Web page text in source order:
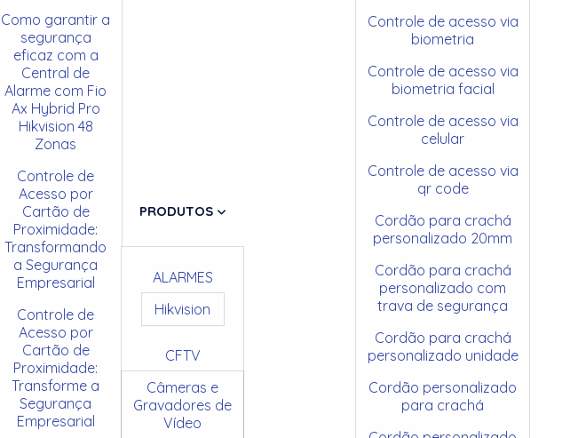
Como garantir a
segurança
eficaz com a
Central de
Alarme com Fio
Ax Hybrid Pro
Hikvision 48
Zonas
Controle de
Acesso por
Cartão de
Proximidade:
Transformando
a Segurança
Empresarial
Controle de
Acesso por
Cartão de
Proximidade:
Transforme a
Segurança
Empresarial
PRODUTOS
ALARMES
Hikvision
CFTV
Câmeras e
Gravadores de
Vídeo
Controle de acesso via
biometria
Controle de acesso via
biometria facial
Controle de acesso via
celular
Controle de acesso via
qr code
Cordão para crachá
personalizado 20mm
Cordão para crachá
personalizado com
trava de segurança
Cordão para crachá
personalizado unidade
Cordão personalizado
para crachá